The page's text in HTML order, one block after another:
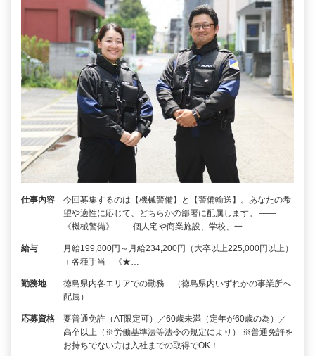
仕事内容
今回募集するのは【機械警備】と【警備輸送】。あなたの希
望や適性に応じて、どちらかの部署に配属します。 ――
《機械警備》―― 個人宅や商業施設、学校、一…
給与
月給199,800円～月給234,200円（大卒以上225,000円以上）
＋各種手当 《★…
勤務地
徳島県内各エリアでの勤務 （徳島県内いずれかの事業所へ
配属）
応募資格
要普通免許（AT限定可）／60歳未満（定年が60歳の為）／
高卒以上（※労働基準法等法令の規定により） ※普通免許を
お持ちでない方は入社までの取得でOK！